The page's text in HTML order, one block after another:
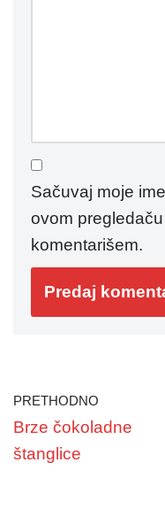
Sačuvaj moje
ovom
komentarišem.
PRETHODNO
Brze čokoladne
štanglice